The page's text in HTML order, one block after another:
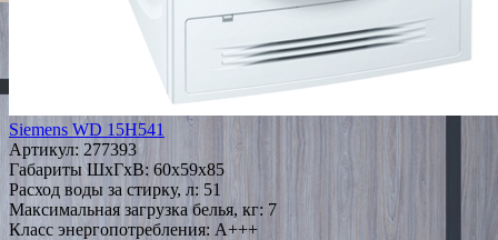
Siemens WD 15H541
Артикул: 277393
Габариты ШxГxВ: 60x59x85
Расход воды за стирку, л: 51
Максимальная загрузка белья, кг: 7
Класс энергопотребления: A+++